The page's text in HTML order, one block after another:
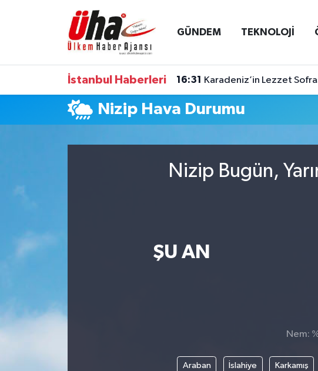
GÜNDEM TEKNOLOJİ
İstanbul Haberleri 16:31 Karadeniz’in Lezzet
Nizip Hava Durumu
Nizip Bugün,
ŞU AN
Nem:
Araban İslahiye Karkamış
İstanbul Nöbetçi Eczaneler
İstanbul Hava Durumu
İstanbul Namaz Vakitleri
Süper Lig Puan Durumu ve Fikstür